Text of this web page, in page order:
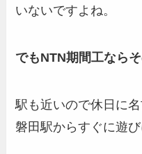
いないですよね。
でもNTN期間工なら
駅も近いので休日に
磐田駅からすぐに遊び